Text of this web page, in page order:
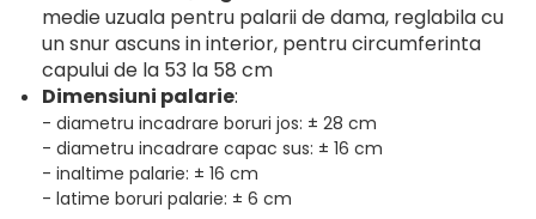
medie uzuala pentru palarii de dama, reglabila cu
un snur ascuns in interior, pentru circumferinta
capului de la 53 la 58 cm
Dimensiuni palarie:
- diametru incadrare boruri jos: ± 28 cm
- diametru incadrare capac sus: ± 16 cm
- inaltime palarie: ± 16 cm
- latime boruri palarie: ± 6 cm